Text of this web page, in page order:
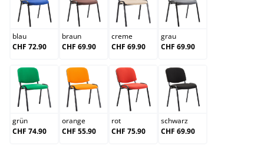
blau
blau
CHF 72.90
braun
braun
CHF 69.90
creme
creme
CHF 69.90
grau
grau
CHF 69.90
grün
grün
CHF 74.90
orange
orange
CHF 55.90
rot
rot
CHF 75.90
schwarz
schwarz
CHF 69.90